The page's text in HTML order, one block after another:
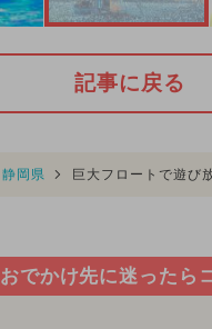
記事に戻る
静岡県 巨大フロートで遊び
おでかけ先に迷ったら